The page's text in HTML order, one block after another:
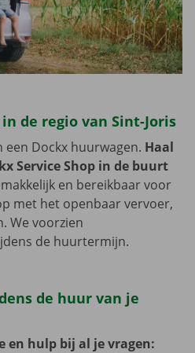
de regio van Sint-Joris
Dockx huurwagen. Haal
Service Shop in de buurt
en bereikbaar voor
met het openbaar vervoer,
We voorzien
de huurtermijn.
de huur van je
en hulp bij al je vragen: